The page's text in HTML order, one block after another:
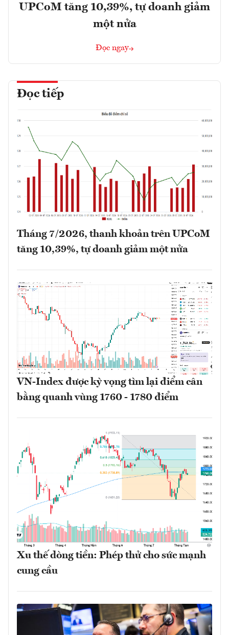
UPCoM tăng 10,39%, tự doanh giảm
một nửa
Đọc ngay
Đọc tiếp
Tháng 7/2026, thanh khoản trên UPCoM
tăng 10,39%, tự doanh giảm một nửa
VN-Index được kỳ vọng tìm lại điểm cân
bằng quanh vùng 1760 - 1780 điểm
Xu thế dòng tiền: Phép thử cho sức mạnh
cung cầu